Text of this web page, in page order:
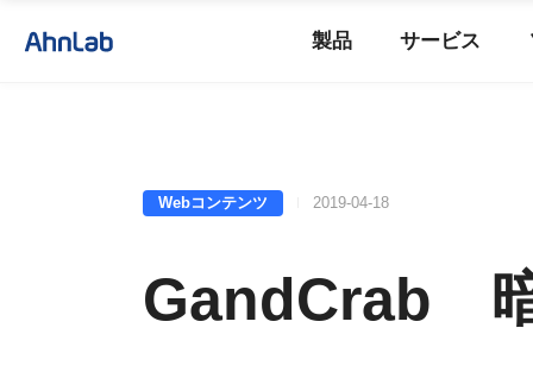
製品 サービス
Webコンテンツ 2019-04-18
GandCrab